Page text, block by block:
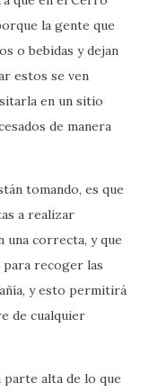
la gente que
o bebidas y dejan
estos se ven
en un sitio
de manera
tomando, es que
a realizar
una correcta, y que
para recoger las
y esto permitirá
de cualquier
parte alta de lo que